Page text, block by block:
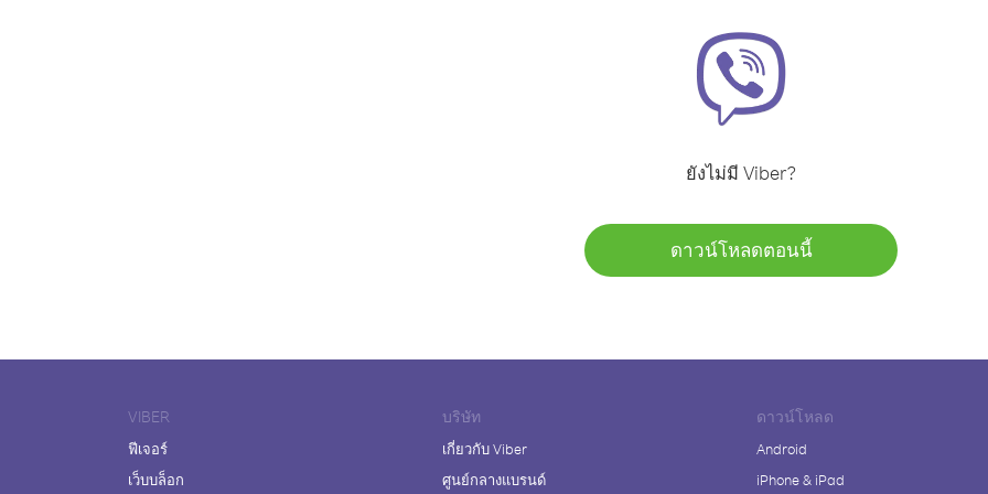
ยังไม่มี Viber?
ดาวน์โหลดตอนนี้
VIBER
ฟีเจอร์
เว็บบล็อก
บริษัท
เกี่ยวกับ Viber
ศูนย์กลางแบรนด์
ดาวน์โหลด
Android
iPhone & iPad